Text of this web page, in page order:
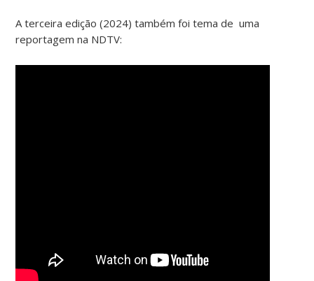
A terceira edição (2024) também foi tema de uma
reportagem na NDTV: